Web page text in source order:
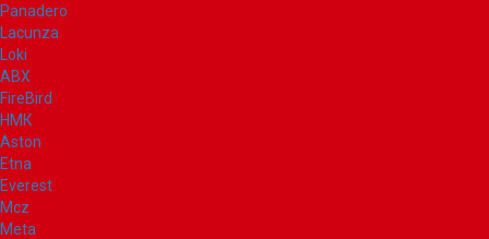
Panadero
Lacunza
Loki
ABX
FireBird
НМК
Aston
Etna
Everest
Mcz
Meta